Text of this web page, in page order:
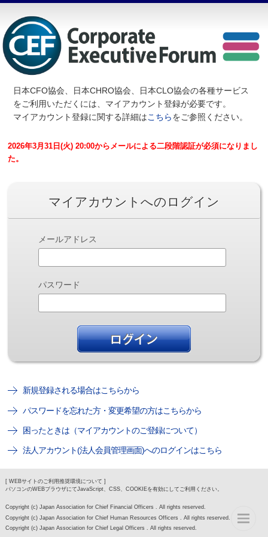
日本CFO協会、日本CHRO協会、日本CLO協会の各種サービス
をご利用いただくには、マイアカウント登録が必要です。
マイアカウント登録に関する詳細はこちらをご参照ください。
2026年3月31日(火) 20:00からメールによる二段階認証が必須になりまし
た。
マイアカウントへのログイン
メールアドレス
パスワード
新規登録される場合はこちらから
パスワードを忘れた方・変更希望の方はこちらから
困ったときは（マイアカウントのご登録について）
法人アカウント(法人会員管理画面)へのログインはこちら
[ WEBサイトのご利用推奨環境について ]
パソコンのWEBブラウザにてJavaScript、CSS、COOKIEを有効にしてご利用ください。
Copyright (c) Japan Association for Chief Financial Officers . All rights reserved.
Copyright (c) Japan Association for Chief Human Resources Officers . All rights reserved.
Copyright (c) Japan Association for Chief Legal Officers . All rights reserved.